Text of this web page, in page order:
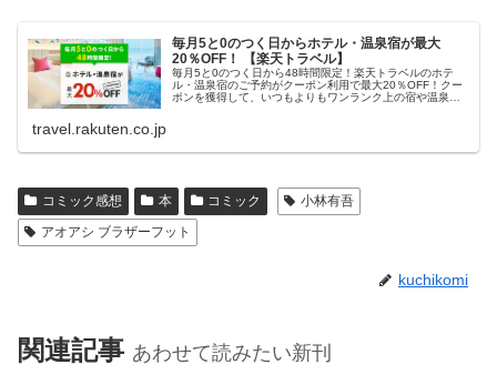
毎月5と0のつく日からホテル・温泉宿が最大
20％OFF！ 【楽天トラベル】
毎月5と0のつく日から48時間限定！楽天トラベルのホテ
ル・温泉宿のご予約がクーポン利用で最大20％OFF！クー
ポンを獲得して、いつもよりもワンランク上の宿や温泉宿
travel.rakuten.co.jp
コミック感想 本 コミック
小林有吾
アオアシ ブラザーフット
kuchikomi
関連記事 あわせて読みたい新刊